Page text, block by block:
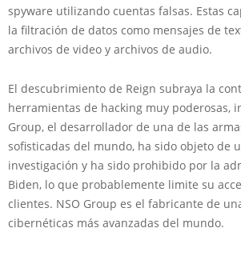
spyware utilizando cuentas falsas. Estas
la filtración de datos como mensajes de
archivos de video y archivos de audio.
El descubrimiento de Reign subraya la
herramientas de hacking muy poderosas,
Group, el desarrollador de una de las
sofisticadas del mundo, ha sido objeto de
investigación y ha sido prohibido por la
Biden, lo que probablemente limite su
clientes. NSO Group es el fabricante de
cibernéticas más avanzadas del mundo.